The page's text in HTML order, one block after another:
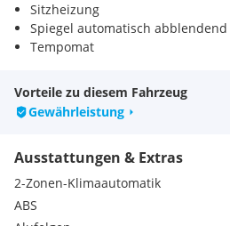
Sitzheizung
Spiegel automatisch abblendend
Tempomat
Soundsystem
Navigation
Klimaautomatik
Fixpreis! Sie erhalten beim Kauf
Ihr neues Fahrzeug.
Gerne tauschen wir auch Ihr
Vorteile zu diesem Fahrzeug
Gewährleistung
Ausstattungen & Extras
2-Zonen-Klimaautomatik
ABS